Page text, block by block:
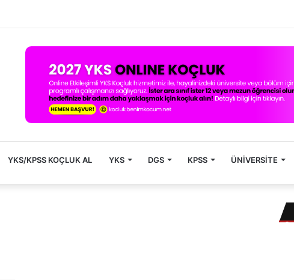
YKS/KPSS KOÇLUK AL YKS DGS KPSS ÜNIVERSITE